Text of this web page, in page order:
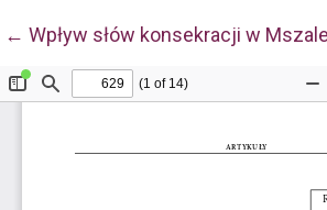
← Wróć do szczegółów artykułu
Wpływ słów konsekracji w